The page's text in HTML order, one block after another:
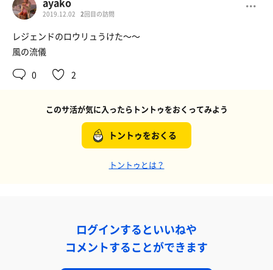
2019.12.02 2回目の訪問
レジェンドのロウリュうけた〜〜
風の流儀
0
2
このサ活が気に入ったらトントゥをおくってみよう
トントゥをおくる
トントゥとは？
ログインするといいねや
コメントすることができます